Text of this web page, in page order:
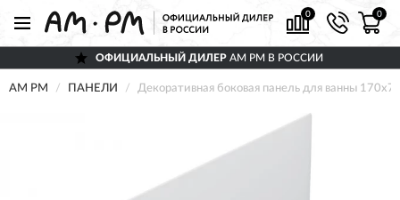
0 0
ОФИЦИАЛЬНЫЙ ДИЛЕР AM PM В РОССИИ
AM PM ПАНЕЛИ Декоративная боковая панель для ванны